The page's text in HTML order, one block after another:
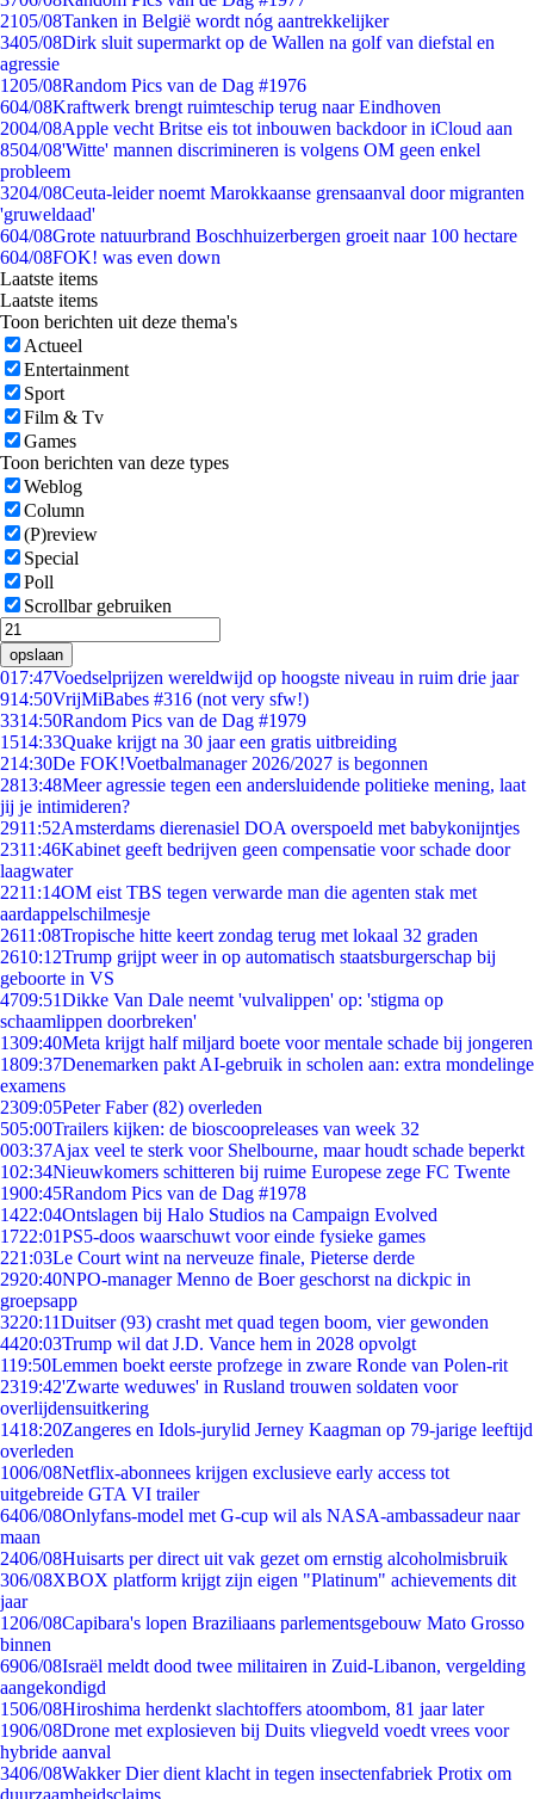
2105/08Tanken in België wordt nóg aantrekkelijker
3405/08Dirk sluit supermarkt op de Wallen na golf van diefstal en
agressie
1205/08Random Pics van de Dag #1976
604/08Kraftwerk brengt ruimteschip terug naar Eindhoven
2004/08Apple vecht Britse eis tot inbouwen backdoor in iCloud aan
8504/08'Witte' mannen discrimineren is volgens OM geen enkel
probleem
3204/08Ceuta-leider noemt Marokkaanse grensaanval door migranten
'gruweldaad'
604/08Grote natuurbrand Boschhuizerbergen groeit naar 100 hectare
604/08FOK! was even down
Laatste items
Laatste items
Toon berichten uit deze thema's
Actueel
Entertainment
Sport
Film & Tv
Games
Toon berichten van deze types
Weblog
Column
(P)review
Special
Poll
Scrollbar gebruiken
opslaan
017:47Voedselprijzen wereldwijd op hoogste niveau in ruim drie jaar
914:50VrijMiBabes #316 (not very sfw!)
3314:50Random Pics van de Dag #1979
1514:33Quake krijgt na 30 jaar een gratis uitbreiding
214:30De FOK!Voetbalmanager 2026/2027 is begonnen
2813:48Meer agressie tegen een andersluidende politieke mening, laat
jij je intimideren?
2911:52Amsterdams dierenasiel DOA overspoeld met babykonijntjes
2311:46Kabinet geeft bedrijven geen compensatie voor schade door
laagwater
2211:14OM eist TBS tegen verwarde man die agenten stak met
aardappelschilmesje
2611:08Tropische hitte keert zondag terug met lokaal 32 graden
2610:12Trump grijpt weer in op automatisch staatsburgerschap bij
geboorte in VS
4709:51Dikke Van Dale neemt 'vulvalippen' op: 'stigma op
schaamlippen doorbreken'
1309:40Meta krijgt half miljard boete voor mentale schade bij jongeren
1809:37Denemarken pakt AI-gebruik in scholen aan: extra mondelinge
examens
2309:05Peter Faber (82) overleden
505:00Trailers kijken: de bioscoopreleases van week 32
003:37Ajax veel te sterk voor Shelbourne, maar houdt schade beperkt
102:34Nieuwkomers schitteren bij ruime Europese zege FC Twente
1900:45Random Pics van de Dag #1978
1422:04Ontslagen bij Halo Studios na Campaign Evolved
1722:01PS5-doos waarschuwt voor einde fysieke games
221:03Le Court wint na nerveuze finale, Pieterse derde
2920:40NPO-manager Menno de Boer geschorst na dickpic in
groepsapp
3220:11Duitser (93) crasht met quad tegen boom, vier gewonden
4420:03Trump wil dat J.D. Vance hem in 2028 opvolgt
119:50Lemmen boekt eerste profzege in zware Ronde van Polen-rit
2319:42'Zwarte weduwes' in Rusland trouwen soldaten voor
overlijdensuitkering
1418:20Zangeres en Idols-jurylid Jerney Kaagman op 79-jarige leeftijd
overleden
1006/08Netflix-abonnees krijgen exclusieve early access tot
uitgebreide GTA VI trailer
6406/08Onlyfans-model met G-cup wil als NASA-ambassadeur naar
maan
2406/08Huisarts per direct uit vak gezet om ernstig alcoholmisbruik
306/08XBOX platform krijgt zijn eigen "Platinum" achievements dit
jaar
1206/08Capibara's lopen Braziliaans parlementsgebouw Mato Grosso
binnen
6906/08Israël meldt dood twee militairen in Zuid-Libanon, vergelding
aangekondigd
1506/08Hiroshima herdenkt slachtoffers atoombom, 81 jaar later
1906/08Drone met explosieven bij Duits vliegveld voedt vrees voor
hybride aanval
3406/08Wakker Dier dient klacht in tegen insectenfabriek Protix om
duurzaamheidsclaims